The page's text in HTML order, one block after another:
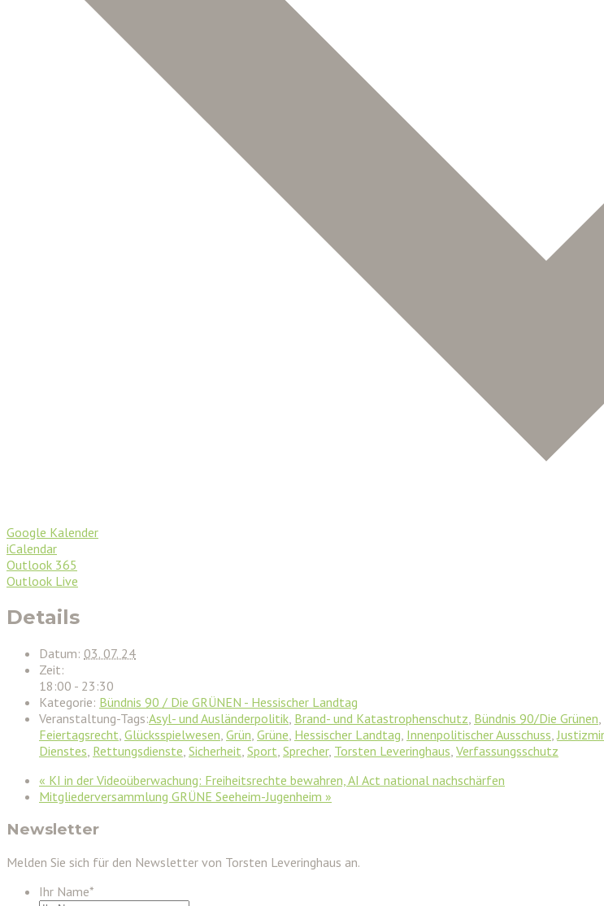
Google Kalender
iCalendar
Outlook 365
Outlook Live
Details
Datum: 03. 07. 24
Zeit:
18:00 - 23:30
Kategorie: Bündnis 90 / Die GRÜNEN - Hessischer Landtag
Veranstaltung-Tags:Asyl- und Ausländerpolitik, Brand- und Katastrophenschutz, Bündnis 90/Die Grünen,
Feiertagsrecht, Glücksspielwesen, Grün, Grüne, Hessischer Landtag, Innenpolitischer Ausschuss,
Dienstes, Rettungsdienste, Sicherheit, Sport, Sprecher, Torsten Leveringhaus, Verfassungsschutz
« KI in der Videoüberwachung: Freiheitsrechte bewahren, AI Act national nachschärfen
Mitgliederversammlung GRÜNE Seeheim-Jugenheim »
Newsletter
Melden Sie sich für den Newsletter von Torsten Leveringhaus an.
Ihr Name*